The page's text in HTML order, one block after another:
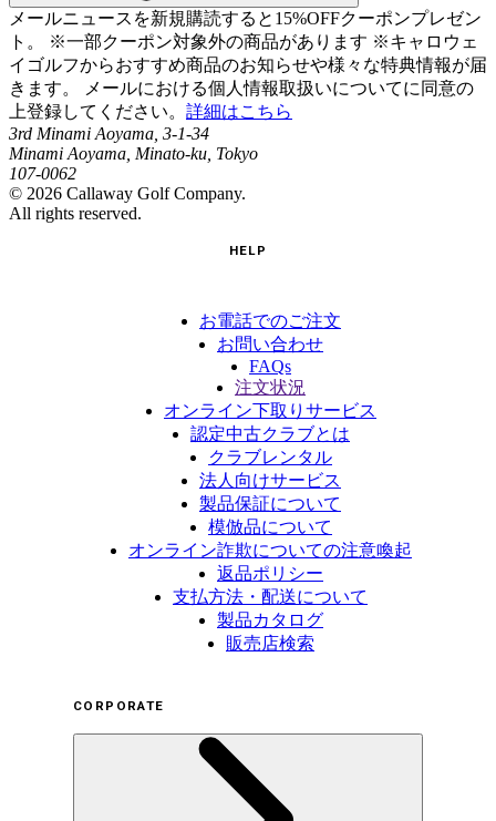
メールニュースを新規購読すると15%OFFクーポンプレゼン
ト。 ※一部クーポン対象外の商品があります ※キャロウェ
イゴルフからおすすめ商品のお知らせや様々な特典情報が届
きます。 メールにおける個人情報取扱いについてに同意の
上登録してください。 詳細はこちら
3rd Minami Aoyama, 3-1-34
Minami Aoyama, Minato-ku, Tokyo
107-0062
© 2026 Callaway Golf Company.
All rights reserved.
HELP
お電話でのご注文
お問い合わせ
FAQs
注文状況
オンライン下取りサービス
認定中古クラブとは
クラブレンタル
法人向けサービス
製品保証について
模倣品について
オンライン詐欺についての注意喚起
返品ポリシー
支払方法・配送について
製品カタログ
販売店検索
CORPORATE